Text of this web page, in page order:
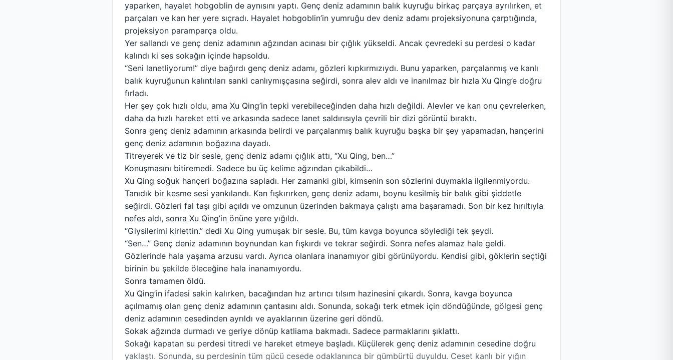
yaparken, hayalet hobgoblin de aynısını yaptı. Genç deniz adamının balık kuyruğu birkaç parçaya ayrılırken, et
parçaları ve kan her yere sıçradı. Hayalet hobgoblin’in yumruğu dev deniz adamı projeksiyonuna çarptığında,
projeksiyon paramparça oldu.
Yer sallandı ve genç deniz adamının ağzından acınası bir çığlık yükseldi. Ancak çevredeki su perdesi o kadar
kalındı ki ses sokağın içinde hapsoldu.
“Seni lanetliyorum!” diye bağırdı genç deniz adamı, gözleri kıpkırmızıydı. Bunu yaparken, parçalanmış ve kanlı
balık kuyruğunun kalıntıları sanki canlıymışçasına seğirdi, sonra alev aldı ve inanılmaz bir hızla Xu Qing’e doğru
fırladı.
Her şey çok hızlı oldu, ama Xu Qing’in tepki verebileceğinden daha hızlı değildi. Alevler ve kan onu çevrelerken,
daha da hızlı hareket etti ve arkasında sadece lanet saldırısıyla çevrili bir dizi görüntü bıraktı.
Sonra genç deniz adamının arkasında belirdi ve parçalanmış balık kuyruğu başka bir şey yapamadan, hançerini
genç deniz adamının boğazına dayadı.
Titreyerek ve tiz bir sesle, genç deniz adamı çığlık attı, “Xu Qing, ben…”
Konuşmasını bitiremedi. Sadece bu üç kelime ağzından çıkabildi…
Xu Qing soğuk hançeri boğazına sapladı. Her zamanki gibi, kimsenin son sözlerini duymakla ilgilenmiyordu.
Tanıdık bir kesme sesi yankılandı. Kan fışkırırken, genç deniz adamı, boynu kesilmiş bir balık gibi şiddetle
seğirdi. Gözleri fal taşı gibi açıldı ve omzunun üzerinden bakmaya çalıştı ama başaramadı. Son bir kez hırıltıyla
nefes aldı, sonra Xu Qing’in önüne yere yığıldı.
“Giysilerimi kirlettin.” dedi Xu Qing yumuşak bir sesle. Bu, tüm kavga boyunca söylediği tek şeydi.
“Sen…” Genç deniz adamının boynundan kan fışkırdı ve tekrar seğirdi. Sonra nefes alamaz hale geldi.
Gözlerinde hala yaşama arzusu vardı. Ayrıca olanlara inanamıyor gibi görünüyordu. Kendisi gibi, göklerin seçtiği
birinin bu şekilde öleceğine hala inanamıyordu.
Sonra tamamen öldü.
Xu Qing’in ifadesi sakin kalırken, bacağından hız artırıcı tılsım hazinesini çıkardı. Sonra, kavga boyunca
açılmamış olan genç deniz adamının çantasını aldı. Sonunda, sokağı terk etmek için döndüğünde, gölgesi genç
deniz adamının cesedinden ayrıldı ve ayaklarının üzerine geri döndü.
Sokak ağzında durmadı ve geriye dönüp katliama bakmadı. Sadece parmaklarını şıklattı.
Sokağı kapatan su perdesi titredi ve hareket etmeye başladı. Küçülerek genç deniz adamının cesedine doğru
yaklaştı. Sonunda, su perdesinin tüm gücü cesede odaklanınca bir gümbürtü duyuldu. Ceset kanlı bir yığın